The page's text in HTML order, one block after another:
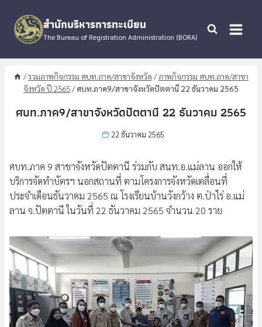
content
สำนักบริหารการทะเบียน
The Bureau of Registration Administration (BORA)
/รวมภาพกิจกรรม ศบท.ภาค/สาขาจังหวัด /ภาพกิจกรรม ศบท.ภาค/สาขา
จังหวัด ปี 2565/ศบท.ภาค9/สาขาจังหวัดปัตตานี 22 ธันวาคม 2565
ศบท.ภาค9/สาขาจังหวัดปัตตานี 22 ธันวาคม 2565
22 ธันวาคม 2565
ศบท.ภาค 9 สาขาจังหวัดปัตตานี ร่วมกับ สนท.อ.แม่ลาน ออกให้
บริการจัดทำบัตรฯ นอกสถานที่ ตามโครงการจังหวัดเตลื่อนที่
ประจำเดือนธันวาคม 2565 ณ โรงเรียนบ้านวังกว้าง ต.ป่าไร่ อ.แม่
ลาน จ.ปัตตานี ในวันที่ 22 ธันวาคม 2565 จำนวน 20 ราย